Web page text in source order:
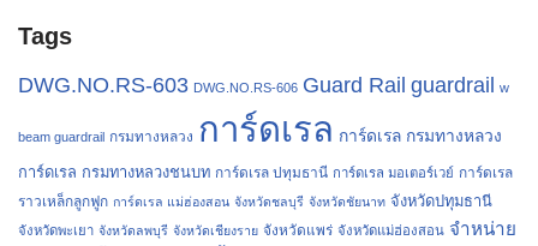
Tags
DWG.NO.RS-603 DWG.NO.RS-606 Guard Rail guardrail w
beam guardrail กรมทางหลวง การ์ดเรล การ์ดเรล กรมทางหลวง
การ์ดเรล กรมทางหลวงชนบท การ์ดเรล ปทุมธานี การ์ดเรล มอเตอร์เวย์ การ์ดเรล
ราวเหล็กลูกฟูก การ์ดเรล แม่ฮ่องสอน จังหวัดชลบุรี จังหวัดชัยนาท จังหวัดปทุมธานี
จังหวัดพะเยา จังหวัดลพบุรี จังหวัดเชียงราย จังหวัดแพร่ จังหวัดแม่ฮ่องสอน จำหน่าย